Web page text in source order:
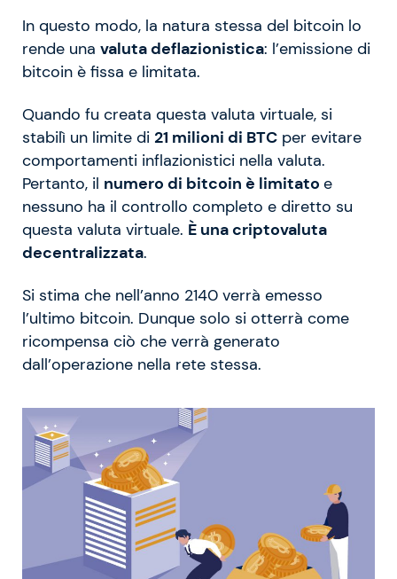
In questo modo, la natura stessa del bitcoin lo
rende una valuta deflazionistica: l’emissione di
bitcoin è fissa e limitata.
Quando fu creata questa valuta virtuale, si
stabilì un limite di 21 milioni di BTC per evitare
comportamenti inflazionistici nella valuta.
Pertanto, il numero di bitcoin è limitato e
nessuno ha il controllo completo e diretto su
questa valuta virtuale. È una criptovaluta
decentralizzata.
Si stima che nell’anno 2140 verrà emesso
l’ultimo bitcoin. Dunque solo si otterrà come
ricompensa ciò che verrà generato
dall’operazione nella rete stessa.